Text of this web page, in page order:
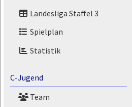
Landesliga Staffel 3
Spielplan
Statistik
C-Jugend
Team